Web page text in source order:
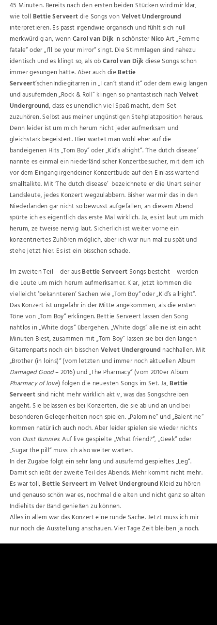
45 Minuten. Bereits nach den ersten beiden Stücken wird mir klar,
wie toll Bettie Serveertdie Songs vonVelvet Underground
interpretieren. Es passt irgendwie organisch und fühlt sich null
merkwürdig an, wennCarol van Dijk in schönster NicoArt „Femme
fatale“ oder „I’ll be your mirror“ singt. Die Stimmlagen sind nahezu
identisch und es klingt so, als obCarol van Dijkdiese Songs schon
immer gesungen hätte. Aber auch dieBettie
Serveert’schenIndiegitarren in „I can’t stand it“ oder dem ewig langen
und ausufernden „Rock & Roll“ klingen so phantastisch nachVelvet
Underground, dass es unendlich viel Spaß macht, dem Set
zuzuhören. Selbst aus meiner ungünstigen Stehplatzposition heraus.
Denn leider ist um mich herum nicht jeder aufmerksam und
gleichstark begeistert. Hier wartet man wohl eher auf die
bandeigenen Hits „Tom Boy“ oder „Kid’s alright“. ‘The dutch disease’
nannte es einmal ein niederländischer Konzertbesucher, mit dem ich
vor dem Eingang irgendeiner Konzertbude auf den Einlass wartend
smalltalkte. Mit ‘The dutch disease’ bezeichnete er die Unart seiner
Landsleute, jedes Konzert wegzulabbern. Bisher war mir das in den
Niederlanden gar nicht so bewusst aufgefallen, an diesem Abend
spürte ich es eigentlich das erste Mal wirklich. Ja, es ist laut um mich
herum, zeitweise nervig laut. Sicherlich ist weiter vorne ein
konzentriertes Zuhören möglich, aber ich war nun mal zu spät und
stehe jetzt hier. Es ist ein bisschen schade.
Im zweiten Teil – der ausBettie Serveert Songs besteht – werden
die Leute um mich herum aufmerksamer. Klar, jetzt kommen die
vielleicht ‘bekannteren’ Sachen wie „Tom Boy“ oder „Kid’s allright“.
Das Konzert ist ungefähr in der Mitte angekommen, als die ersten
Töne von „Tom Boy“ erklingen. Bettie Serveert lassen den Song
nahtlos in „White dogs“ übergehen. „White dogs“ alleine ist ein acht
Minuten Biest, zusammen mit „Tom Boy“ lassen sie bei den langen
Gitarrenparts noch ein bisschenVelvet Underground nachhallen. Mit
„Brother (in loins)“ (vom letzten und immer noch aktuellen Album
Damaged Good– 2016) und „The Pharmacy“ (vom 2010er Album
Pharmacy of love) folgen die neuesten Songs im Set. Ja,Bettie
Serveertsind nicht mehr wirklich aktiv, was das Songschreiben
angeht. Sie belassen es bei Konzerten, die sie ab und an und bei
besonderen Gelegenheiten noch spielen. „Palomine“ und „Balentine“
kommen natürlich auch noch. Aber leider spielen sie wieder nichts
von Dust Bunnies.Auf live gespielte „What friend?“, „Geek“ oder
„Sugar the pill“ muss ich also weiter warten.
In der Zugabe folgt ein sehr lang und ausufernd gespieltes „Leg“.
Damit schließt der zweite Teil des Abends. Mehr kommt nicht mehr.
Es war toll, Bettie Serveert im Velvet Underground Kleid zu hören
und genauso schön war es, nochmal die alten und nicht ganz so alten
Indiehits der Band genießen zu können.
Alles in allem war das Konzert eine runde Sache. Jetzt muss ich mir
nur noch die Ausstellung anschauen. Vier Tage Zeit bleiben ja noch.